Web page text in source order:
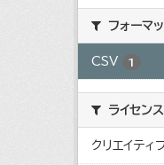
フォーマ
CSV 1
ライセンス
クリエイティ